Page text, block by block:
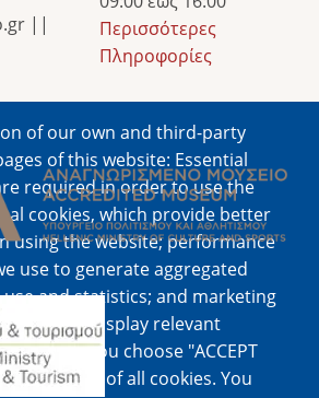
of our own and third-party
of this website: Essential
required in order to use the
cookies, which provide better
using the website; performance
use to generate aggregated
and statistics; and marketing
used to display relevant
If you choose "ACCEPT
to the use of all cookies. You
||
Περισσότερες
Πληροφορίες